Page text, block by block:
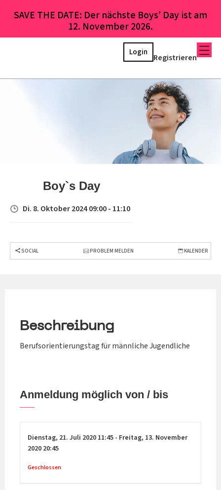
SAVE THE DATE: Der nächste Boys’ Day ist am
12. November 2026.
Registrieren
Login
Boy`s Day
Di. 8. Oktober 2024 09:00 - 11:10
SOCIAL PROBLEM MELDEN KALENDER
Beschreibung
Berufsorientierungstag für männliche Jugendliche
Anmeldung möglich von / bis
Dienstag, 21. Juli 2020 11:45 - Freitag, 13. November
2020 20:45
Geschlossen